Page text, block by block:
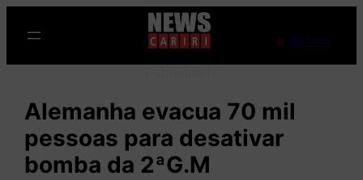
para
o
Ao Vivo
Alemanha evacua 70 mil
pessoas para desativar
bomba da 2ªG.M